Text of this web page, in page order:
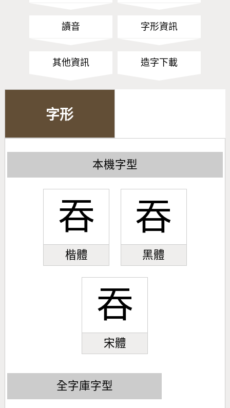
讀音 字形資訊
其他資訊 造字下載
字形
本機字型
吞
楷體
吞
黑體
吞
宋體
全字庫字型